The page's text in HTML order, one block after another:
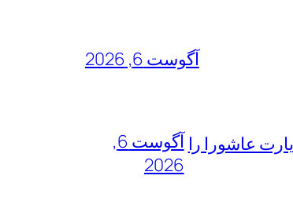
آگوست 6, 2026
عاشورا را
آگوست 6,
2026